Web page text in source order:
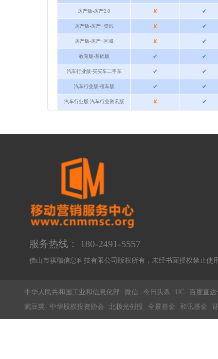
房产版-房产2.0 ✘ ✔
房产版-房产+资讯 ✘ ✔
房产版-房产+区域 ✘ ✔
教育版-基础版 ✔ ✔
汽车行业版-买买车二手车 ✔ ✔
汽车行业版-租车版 ✔ ✔
汽车行业版-汽车行业资讯版 ✘ ✔
服务热线： 180-2491-5557
佛山市祺瑞信息科技有限公司版权所有，未经书面授权禁止
中华人民共和国工业和信息化部 微信 今日头条 UC
百度直达
豌豆荚
中华股权投资协会 北极光创投 全景基金 和讯基金